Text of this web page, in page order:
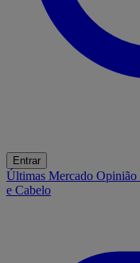
Entrar
Últimas Mercado Opinião
e Cabelo